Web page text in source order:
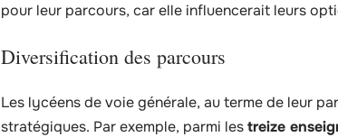
pour leur parcours, car elle influencerait leurs
Diversification des parcours
Les lycéens de voie générale, au terme de leur
stratégiques. Par exemple, parmi lestreize